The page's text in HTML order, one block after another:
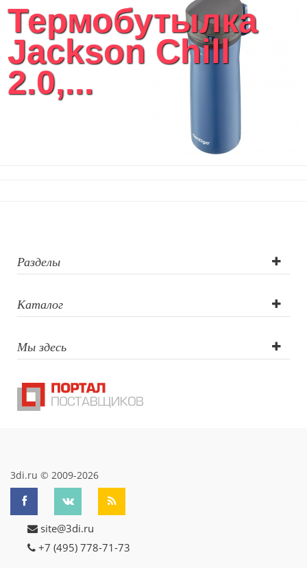
Термобутылка
Jackson Сhill
2.0,...
Разделы
Каталог
Мы здесь
3di.ru © 2009-2026
site@3di.ru
+7 (495) 778-71-73